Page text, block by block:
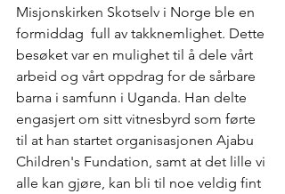
Misjonskirken Skotselv i Norge ble en
formiddag  full av takknemlighet. Dette
besøket var en mulighet til å dele vårt
arbeid og vårt oppdrag for de sårbare
barna i samfunn i Uganda. Han delte
engasjert om sitt vitnesbyrd som førte
til at han startet organisasjonen Ajabu
Children's Fundation, samt at det lille vi
alle kan gjøre, kan bli til noe veldig fint